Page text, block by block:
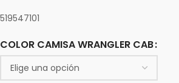
519547101
COLOR CAMISA WRANGLER CAB